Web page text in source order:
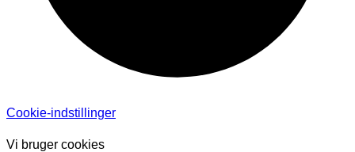
Cookie-indstillinger
Vi bruger cookies